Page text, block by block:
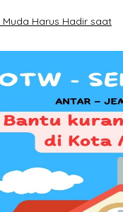
Harus Hadir saat